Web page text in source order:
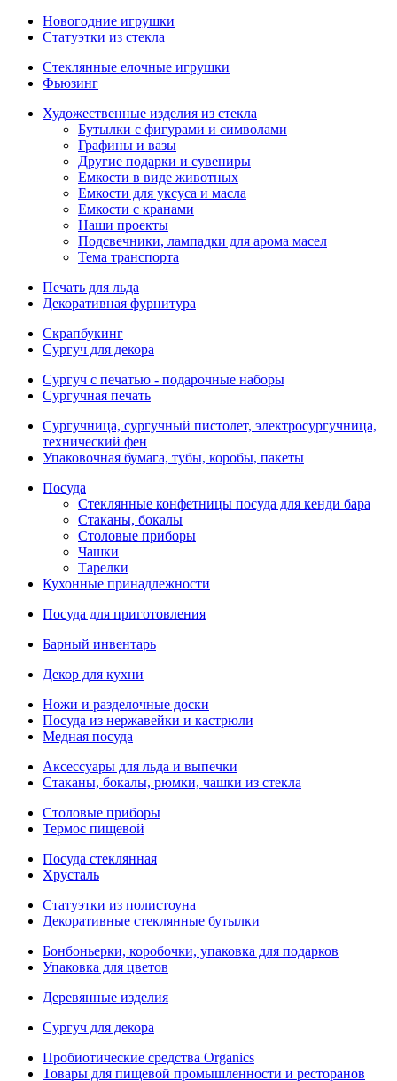
Новогодние игрушки
Статуэтки из стекла
Стеклянные елочные игрушки
Фьюзинг
Художественные изделия из стекла
Бутылки с фигурами и символами
Графины и вазы
Другие подарки и сувениры
Емкости в виде животных
Емкости для уксуса и масла
Емкости с кранами
Наши проекты
Подсвечники, лампадки для арома масел
Тема транспорта
Печать для льда
Декоративная фурнитура
Скрапбукинг
Сургуч для декора
Сургуч с печатью - подарочные наборы
Сургучная печать
Сургучница, сургучный пистолет, электросургучница,
технический фен
Упаковочная бумага, тубы, коробы, пакеты
Посуда
Стеклянные конфетницы посуда для кенди бара
Стаканы, бокалы
Столовые приборы
Чашки
Тарелки
Кухонные принадлежности
Посуда для приготовления
Барный инвентарь
Декор для кухни
Ножи и разделочные доски
Посуда из нержавейки и кастрюли
Медная посуда
Аксессуары для льда и выпечки
Стаканы, бокалы, рюмки, чашки из стекла
Столовые приборы
Термос пищевой
Посуда стеклянная
Хрусталь
Статуэтки из полистоуна
Декоративные стеклянные бутылки
Бонбоньерки, коробочки, упаковка для подарков
Упаковка для цветов
Деревянные изделия
Сургуч для декора
Пробиотические средства Organics
Товары для пищевой промышленности и ресторанов